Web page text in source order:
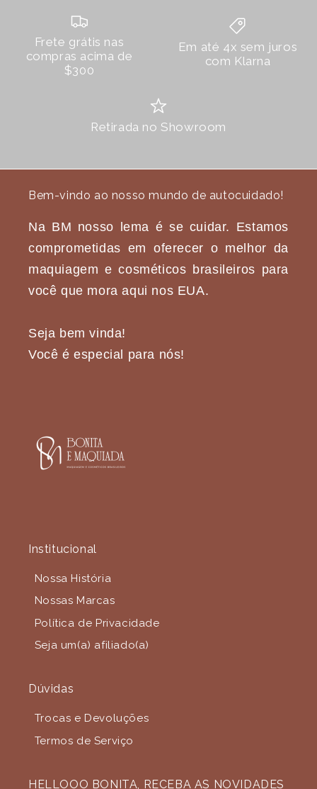
Frete grátis nas
compras acima de
$300
Em até 4x sem juros
com Klarna
Retirada no Showroom
Bem-vindo ao nosso mundo de autocuidado!
Na BM nosso lema é se cuidar. Estamos
comprometidas em oferecer o melhor da
maquiagem e cosméticos brasileiros para
você que mora aqui nos EUA.
Seja bem vinda!
Você é especial para nós!
Institucional
Nossa História
Nossas Marcas
Política de Privacidade
Seja um(a) afiliado(a)
Dúvidas
Trocas e Devoluções
Termos de Serviço
HELLOOO BONITA, RECEBA AS NOVIDADES